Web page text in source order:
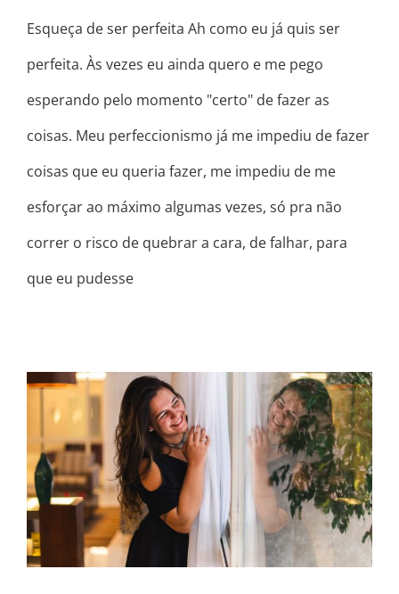
Esqueça de ser perfeita Ah como eu já quis ser
perfeita. Às vezes eu ainda quero e me pego
esperando pelo momento "certo" de fazer as
coisas. Meu perfeccionismo já me impediu de fazer
coisas que eu queria fazer, me impediu de me
esforçar ao máximo algumas vezes, só pra não
correr o risco de quebrar a cara, de falhar, para
que eu pudesse
NOSSA, COMO ELA SE ACHA!
CREDO!!